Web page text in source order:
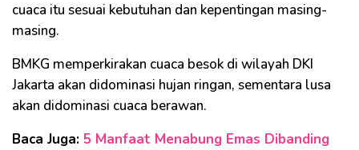
cuaca itu sesuai kebutuhan dan kepentingan masing-
masing.
BMKG memperkirakan cuaca besok di wilayah DKI
Jakarta akan didominasi hujan ringan, sementara lusa
akan didominasi cuaca berawan.
Baca Juga: 5 Manfaat Menabung Emas Dibanding